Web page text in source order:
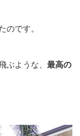
のです。
ぶような、 最高の